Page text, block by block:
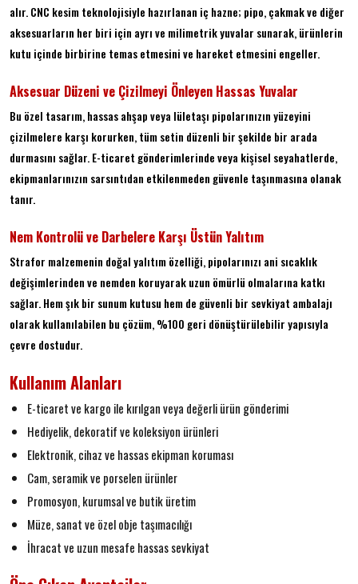
alır. CNC kesim teknolojisiyle hazırlanan iç hazne; pipo, çakmak ve diğer
aksesuarların her biri için ayrı ve milimetrik yuvalar sunarak, ürünlerin
kutu içinde birbirine temas etmesini ve hareket etmesini engeller.
Aksesuar Düzeni ve Çizilmeyi Önleyen Hassas Yuvalar
Bu özel tasarım, hassas ahşap veya lületaşı pipolarınızın yüzeyini
çizilmelere karşı korurken, tüm setin düzenli bir şekilde bir arada
durmasını sağlar. E-ticaret gönderimlerinde veya kişisel seyahatlerde,
ekipmanlarınızın sarsıntıdan etkilenmeden güvenle taşınmasına olanak
tanır.
Nem Kontrolü ve Darbelere Karşı Üstün Yalıtım
Strafor malzemenin doğal yalıtım özelliği, pipolarınızı ani sıcaklık
değişimlerinden ve nemden koruyarak uzun ömürlü olmalarına katkı
sağlar. Hem şık bir sunum kutusu hem de güvenli bir sevkiyat ambalajı
olarak kullanılabilen bu çözüm, %100 geri dönüştürülebilir yapısıyla
çevre dostudur.
Kullanım Alanları
E-ticaret ve kargo ile kırılgan veya değerli ürün gönderimi
Hediyelik, dekoratif ve koleksiyon ürünleri
Elektronik, cihaz ve hassas ekipman koruması
Cam, seramik ve porselen ürünler
Promosyon, kurumsal ve butik üretim
Müze, sanat ve özel obje taşımacılığı
İhracat ve uzun mesafe hassas sevkiyat